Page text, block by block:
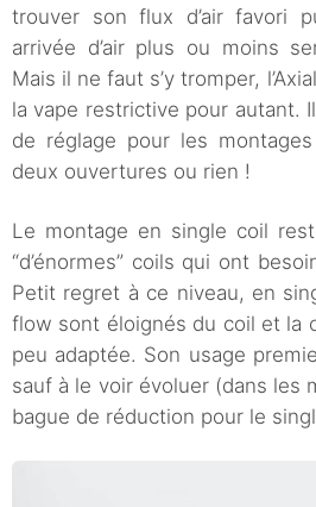
trouver son flux d’air favori
arrivée d’air plus ou moins
Mais il ne faut s’y tromper,
la vape restrictive pour autant. Il
de réglage pour les
deux ouvertures ou rien !
Le montage en single coil
“d’énormes” coils qui ont
Petit regret à ce niveau, en
flow sont éloignés du coil et la
peu adaptée. Son usage
sauf à le voir évoluer (dans les
bague de réduction pour le